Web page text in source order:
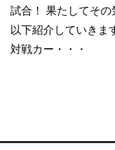
試合！ 果たしてその
以下紹介していきま
対戦カー・・・